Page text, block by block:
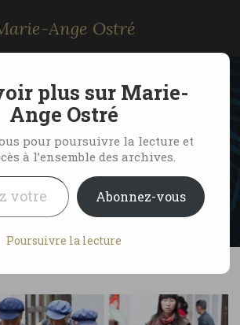
Ange Ostré
Mao à Lijiang,
8 mai 2011
plus sur Marie-
Ange Ostré
pour poursuivre la lecture et
à l’ensemble des archives.
Abonnez-vous
Poursuivre la lecture